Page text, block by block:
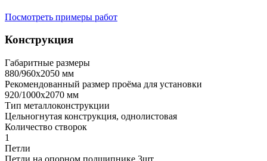
Посмотреть примеры работ
Конструкция
Габаритные размеры
880/960х2050 мм
Рекомендованный размер проёма для установки
920/1000х2070 мм
Тип металлоконструкции
Цельногнутая конструкция, однолистовая
Количество створок
1
Петли